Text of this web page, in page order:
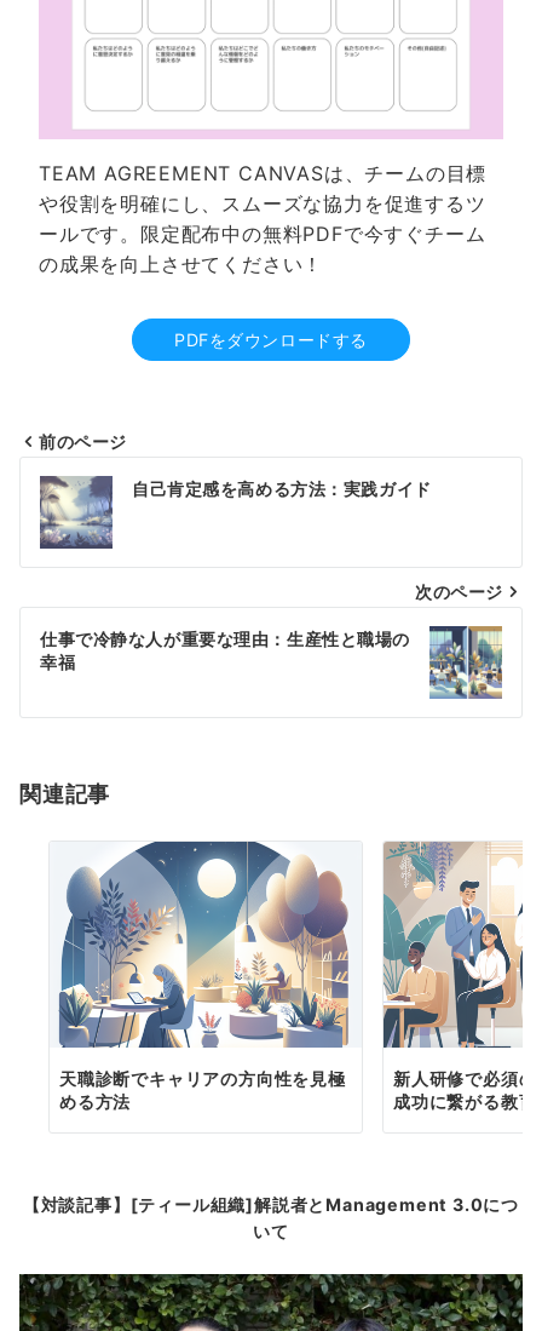
TEAM AGREEMENT CANVASは、チームの目標
や役割を明確にし、スムーズな協力を促進するツ
ールです。限定配布中の無料PDFで今すぐチーム
の成果を向上させてください！
PDFをダウンロードする
投
稿
ナ
ビ
ゲ
シ
ン
前のページ
自己肯定感を高める方法：実践ガイド
次のページ
仕事で冷静な人が重要な理由：生産性と職場の
幸福
関連記事
天職診断でキャリアの方向性を見極
める方法
新人研修で必須
成功に繋がる教
【対談記事】[ティール組織]解説者とManagement 3.0につ
いて